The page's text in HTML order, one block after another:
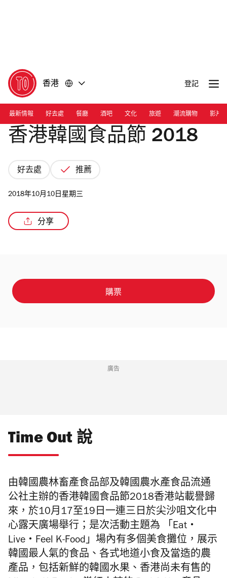
香港 登記
最新情報 好去處 餐廳 酒吧 文化 旅遊 潮流購物 影片
香港韓國食品節 2018
好去處 推薦
2018年10月10日星期三
分享
購票
廣告
Time Out 說
由韓國農林畜產食品部及韓國農水產食品流通
公社主辦的香港韓國食品節2018香港站載譽歸
來，於10月17至19日一連三日於尖沙咀文化中
心露天廣場舉行；是次活動主題為 「Eat・
Live・Feel K-Food」場內有多個美食攤位，展示
韓國最人氣的食品、各式地道小食及當造的農
產品，包括新鮮的韓國水果、香港尚未有售的